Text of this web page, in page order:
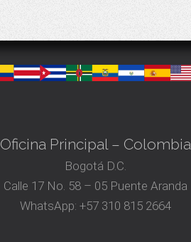
Oficina Principal – Colombia
Bogotá D.C.
Calle 17 No. 58 – 05 Puente Aranda
WhatsApp: +57 310 815 2664